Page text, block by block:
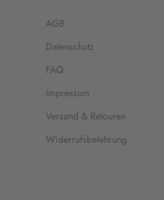
AGB
Datenschutz
FAQ
Impressum
Versand & Retouren
Widerrufsbelehrung